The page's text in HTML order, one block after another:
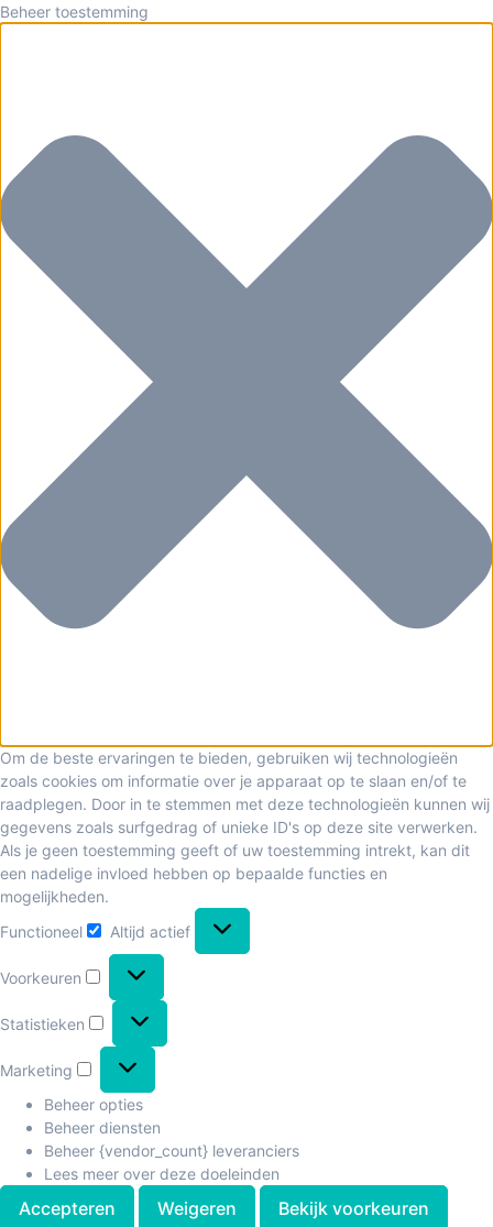
Beheer toestemming
Om de beste ervaringen te bieden, gebruiken wij technologieën
zoals cookies om informatie over je apparaat op te slaan en/of te
raadplegen. Door in te stemmen met deze technologieën kunnen wij
gegevens zoals surfgedrag of unieke ID's op deze site verwerken.
Als je geen toestemming geeft of uw toestemming intrekt, kan dit
een nadelige invloed hebben op bepaalde functies en
mogelijkheden.
Functioneel
Altijd actief
Voorkeuren
Statistieken
Marketing
Beheer opties
Beheer diensten
Beheer {vendor_count} leveranciers
Lees meer over deze doeleinden
Accepteren Weigeren Bekijk voorkeuren